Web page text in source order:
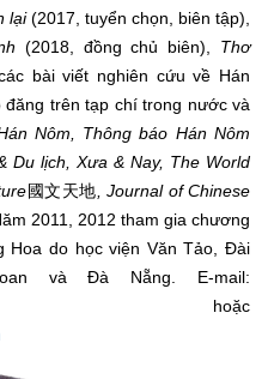
lại(2017, tuyển chọn, biên tập),
(2018, đồng chủ biên), Thơ
bài viết nghiên cứu về Hán
đăng trên tạp chí trong nước và
Nôm, Thông báo Hán Nôm
Du lịch, Xưa & Nay, The World
國文天地 , Journal of Chinese
2011, 2012 tham gia chương
Hoa do học viện Văn Tảo, Đài
và Đà Nẵng. E-mail: